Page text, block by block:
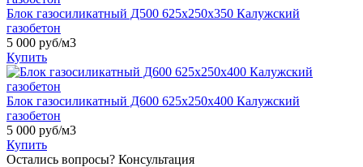
Блок газосиликатный Д500 625х250х350 Калужский
газобетон
5 000 руб/м3
Купить
Блок газосиликатный Д600 625х250х400 Калужский
газобетон
5 000 руб/м3
Купить
Остались вопросы? Консультация